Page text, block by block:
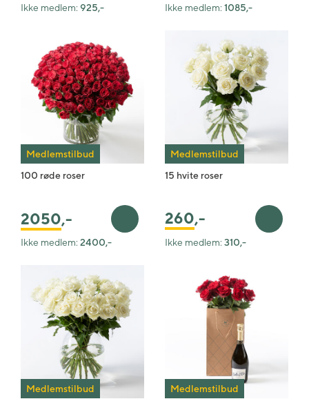
Ikke medlem: 925,- Ikke medlem: 1085,-
Medlemstilbud
100 røde roser
2050,- Legg i handlekurv
Ikke medlem: 2400,-
Medlemstilbud
15 hvite roser
260,- Legg i
Ikke medlem: 310,-
Medlemstilbud
Medlemstilbud